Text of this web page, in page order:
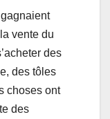
vente du
des
des tôles
choses ont
des